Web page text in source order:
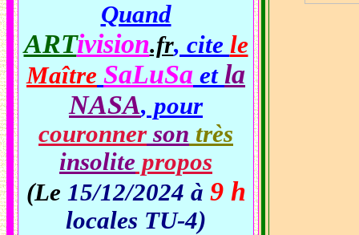
Quand
ARTivision.fr, cite le
Maître SaLuSa et la
NASA, pour
couronnerson très
insolite propos
(Le 15/12/2024 à 9 h
locales TU-4)